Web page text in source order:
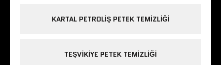
KARTAL PETROLIŞ PETEK TEMIZLIĞI
TEŞVIKIYE PETEK TEMIZLIĞI